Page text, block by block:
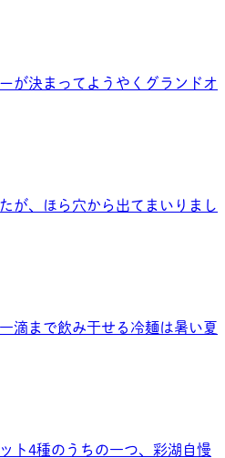
が決まってようやくグランドオ
が、ほら穴から出てまいりまし
滴まで飲み干せる冷麺は暑い夏
ト4種のうちの一つ、彩湖自慢